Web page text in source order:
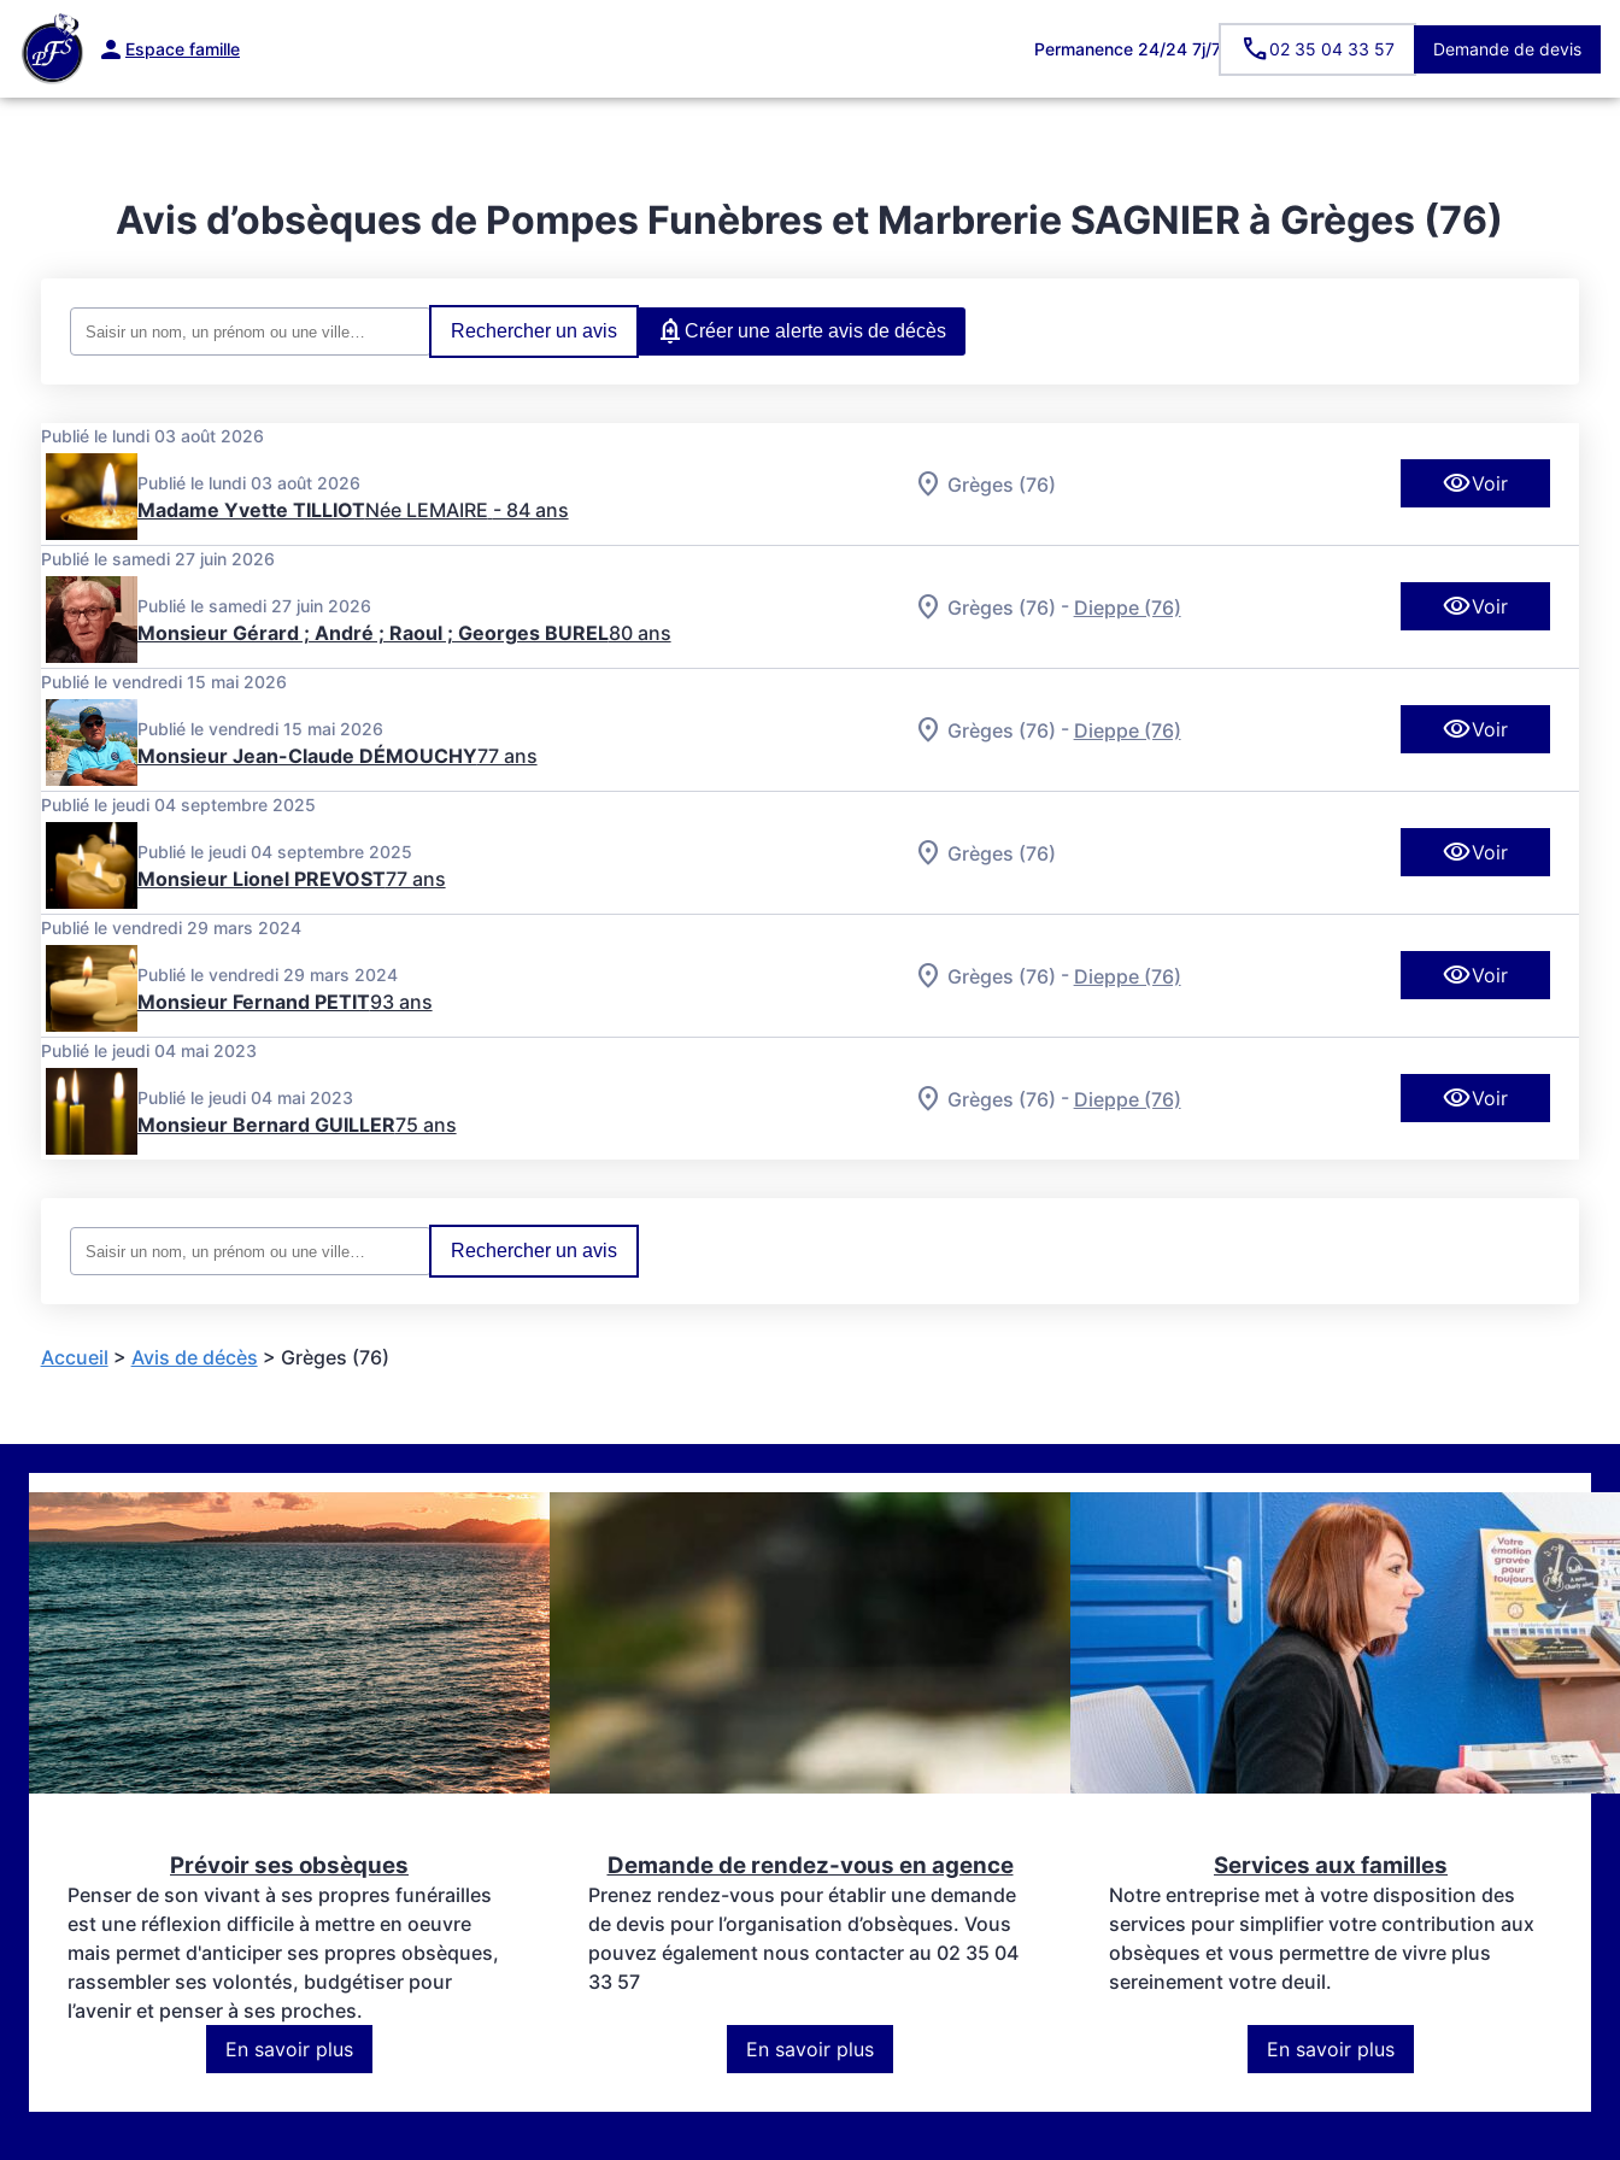
Espace famille Permanence 24/24 7j/7 02 35 04 33 57 Demande de devis
ORGANISER DES OBSÈQUES ESPACES HOMMAGESFACEBOOK
Avis d’obsèques de Pompes Funèbres et Marbrerie SAGNIER à Grèges (76)
Rechercher un avis Créer une alerte avis de décès
Publié le lundi 03 août 2026
Publié le lundi 03 août 2026
Madame Yvette TILLIOTNée LEMAIRE - 84 ans
Grèges (76) Voir
Publié le samedi 27 juin 2026
Publié le samedi 27 juin 2026
Monsieur Gérard ; André ; Raoul ; Georges BUREL80 ans
Grèges (76) - Dieppe (76) Voir
Publié le vendredi 15 mai 2026
Publié le vendredi 15 mai 2026
Monsieur Jean-Claude DÉMOUCHY77 ans
Grèges (76) - Dieppe (76) Voir
Publié le jeudi 04 septembre 2025
Publié le jeudi 04 septembre 2025
Monsieur Lionel PREVOST77 ans
Grèges (76) Voir
Publié le vendredi 29 mars 2024
Publié le vendredi 29 mars 2024
Monsieur Fernand PETIT93 ans
Grèges (76) - Dieppe (76) Voir
Publié le jeudi 04 mai 2023
Publié le jeudi 04 mai 2023
Monsieur Bernard GUILLER75 ans
Grèges (76) - Dieppe (76) Voir
Rechercher un avis
Accueil > Avis de décès > Grèges (76)
Prévoir ses obsèques
Penser de son vivant à ses propres funérailles
est une réflexion difficile à mettre en oeuvre
mais permet d'anticiper ses propres obsèques,
rassembler ses volontés, budgétiser pour
l’avenir et penser à ses proches.
En savoir plus
:
ses
Demande de rendez-vous en agence
Prenez rendez-vous pour établir une demande
de devis pour l’organisation d’obsèques. Vous
pouvez également nous contacter au 02 35 04
33 57
En savoir plus
:
de
Services aux familles
Notre entreprise met à votre disposition des
services pour simplifier votre contribution aux
obsèques et vous permettre de vivre plus
sereinement votre deuil.
En savoir plus
:
aux